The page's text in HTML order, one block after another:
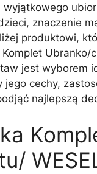
znaczenie
produktowi,
Ubranko/
jest wyborem
cechy,
najlepszą